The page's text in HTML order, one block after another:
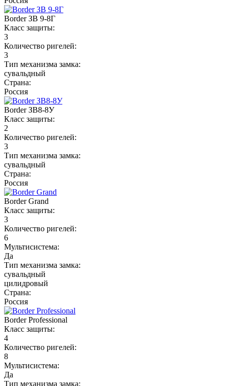
Border ЗВ 9-8Г
Класс защиты:
3
Количество ригелей:
3
Тип механизма замка:
сувальдный
Страна:
Россия
Border ЗВ8-8У
Класс защиты:
2
Количество ригелей:
3
Тип механизма замка:
сувальдный
Страна:
Россия
Border Grand
Класс защиты:
3
Количество ригелей:
6
Мультисистема:
Да
Тип механизма замка:
сувальдный
цилидровый
Страна:
Россия
Border Professional
Класс защиты:
4
Количество ригелей:
8
Мультисистема:
Да
Тип механизма замка: